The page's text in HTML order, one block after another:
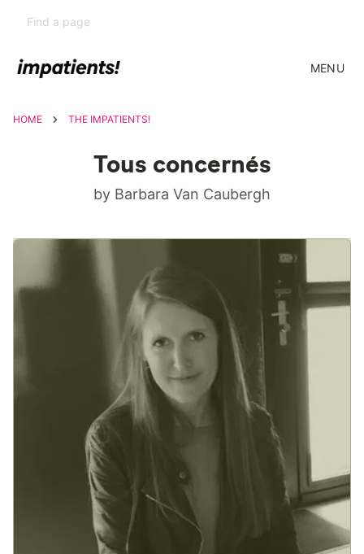
MENU
HOME THE IMPATIENTS!
Tous concernés
by Barbara Van Caubergh